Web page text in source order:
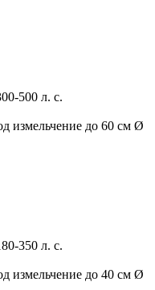
500 л. с.
измельчение до 60 см Ø
350 л. с.
измельчение до 40 см Ø